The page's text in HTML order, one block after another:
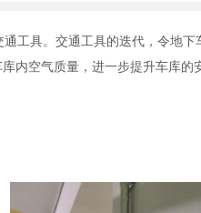
工具。交通工具的迭代，令地
内空气质量，进一步提升车库